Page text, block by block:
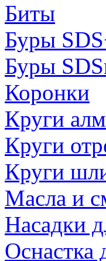
Биты
Буры
Буры
Коронки
Круги
Круги
Круги
Масла и
Насадки
Оснастка